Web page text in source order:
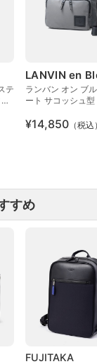
テ
LANVIN en
ランバン オン ブ
ート サコッシュ型
¥14,850 （税込）
すめ
FUJITAKA